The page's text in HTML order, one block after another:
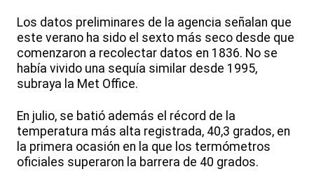
Los datos preliminares de la agencia señalan que
este verano ha sido el sexto más seco desde que
comenzaron a recolectar datos en 1836. No se
había vivido una sequía similar desde 1995,
subraya la Met Office.
En julio, se batió además el récord de la
temperatura más alta registrada, 40,3 grados, en
la primera ocasión en la que los termómetros
oficiales superaron la barrera de 40 grados.